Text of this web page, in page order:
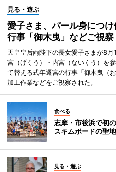
見る・遊ぶ
愛子さま、パール身につ
行事「御木曳」などご視察
天皇皇后両陛下の長女愛子さまが8
宮（げくう）・内宮（ないくう）を
て替える式年遷宮の行事「御木曳（
加工作業などをご視察された。
食べる
志摩・市後浜で初
スキムボードの聖
見る・遊ぶ